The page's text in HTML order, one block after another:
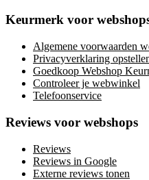
Keurmerk voor
Algemene voorwaarden
Privacyverklaring
Goedkoop Webshop
Controleer je webwinkel
Telefoonservice
Reviews voor webshops
Reviews
Reviews in Google
Externe reviews tonen